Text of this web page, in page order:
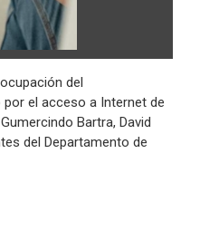
del
el acceso a Internet de
Bartra, David
del Departamento de